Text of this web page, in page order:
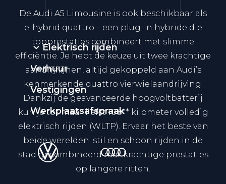
Elektrisch rijden
Verhuur
Vestigingen
Werkplaatsafspraak
De Audi A5 Limousine is ook beschikbaar als
e-hybrid quattro – een plug-in hybride die
topprestaties combineert met slimme
efficiëntie. Je hebt de keuze uit twee krachtige
aandrijflijnen, altijd gekoppeld aan Audi’s
kenmerkende quattro vierwielaandrijving.
Dankzij de geavanceerde hoogvoltbatterij
kun je tot maar liefst 108** kilometer volledig
elektrisch rijden (WLTP). Ervaar het beste van
beide werelden: stil en schoon rijden in de
stad gecombineerd met krachtige prestaties
op langere ritten.